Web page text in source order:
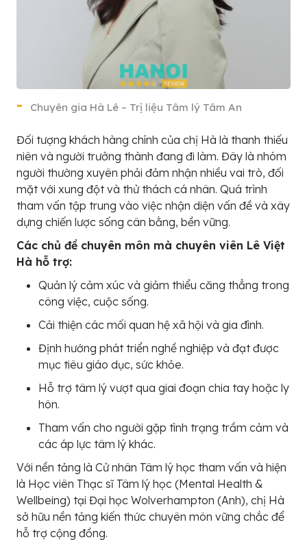
Chuyên gia Hà Lê – Trị liệu Tâm lý Tâm An
Đối tượng khách hàng chính của chị Hà là thanh thiếu
niên và người trưởng thành đang đi làm. Đây là nhóm
người thường xuyên phải đảm nhận nhiều vai trò, đối
mặt với xung đột và thử thách cá nhân. Quá trình
tham vấn tập trung vào việc nhận diện vấn đề và xây
dựng chiến lược sống cân bằng, bền vững.
Các chủ đề chuyên môn mà chuyên viên Lê Việt
Hà hỗ trợ:
Quản lý cảm xúc và giảm thiểu căng thẳng trong
công việc, cuộc sống.
Cải thiện các mối quan hệ xã hội và gia đình.
Định hướng phát triển nghề nghiệp và đạt được
mục tiêu giáo dục, sức khỏe.
Hỗ trợ tâm lý vượt qua giai đoạn chia tay hoặc ly
hôn.
Tham vấn cho người gặp tình trạng trầm cảm và
các áp lực tâm lý khác.
Với nền tảng là Cử nhân Tâm lý học tham vấn và hiện
là Học viên Thạc sĩ Tâm lý học (Mental Health &
Wellbeing) tại Đại học Wolverhampton (Anh), chị Hà
sở hữu nền tảng kiến thức chuyên môn vững chắc để
hỗ trợ cộng đồng.